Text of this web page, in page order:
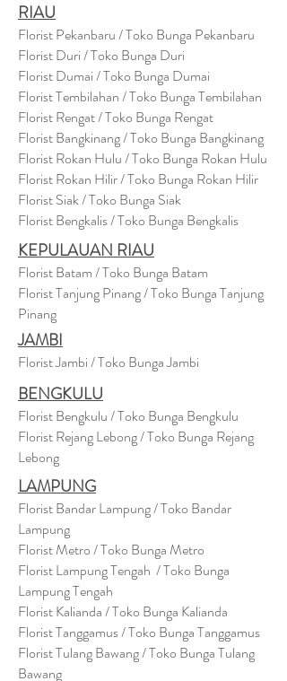
RIAU
Florist Pekanbaru / Toko Bunga Pekanbaru
Florist Duri / Toko Bunga Duri
Florist Dumai / Toko Bunga Dumai
Florist Tembilahan / Toko Bunga Tembilahan
Florist Rengat / Toko Bunga Rengat
Florist Bangkinang / Toko Bunga Bangkinang
Florist Rokan Hulu / Toko Bunga Rokan Hulu
Florist Rokan Hilir / Toko Bunga Rokan Hilir
Florist Siak / Toko Bunga Siak
Florist Bengkalis / Toko Bunga Bengkalis
KEPULAUAN RIAU
Florist Batam / Toko Bunga Batam
Florist Tanjung Pinang / Toko Bunga Tanjung
Pinang
JAMBI
Florist Jambi / Toko Bunga Jambi
BENGKULU
Florist Bengkulu / Toko Bunga Bengkulu
Florist Rejang Lebong / Toko Bunga Rejang
Lebong
LAMPUNG
Florist Bandar Lampung / Toko Bandar
Lampung
Florist Metro / Toko Bunga Metro
Florist Lampung Tengah / Toko Bunga
Lampung Tengah
Florist Kalianda / Toko Bunga Kalianda
Florist Tanggamus / Toko Bunga Tanggamus
Florist Tulang Bawang / Toko Bunga Tulang
Bawang